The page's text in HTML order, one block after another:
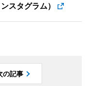
スタグラム）
の記事